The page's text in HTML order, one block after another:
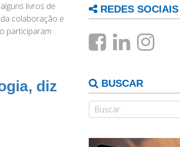
livros de
colaboração e
participaram
REDES SOCIAIS
diz
BUSCAR